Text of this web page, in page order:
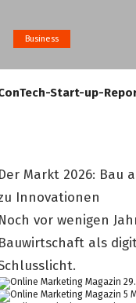
Business
Start-up-
Der Markt 2026: Bau
Innovationen
Noch vor wenigen
Bauwirtschaft als
5